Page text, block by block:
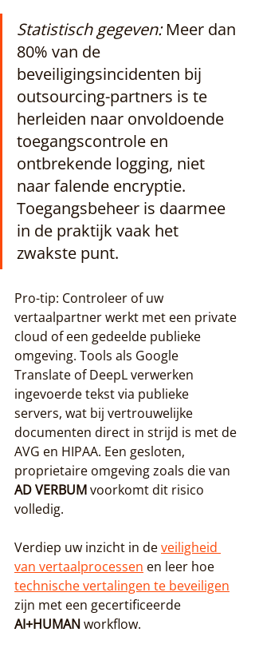
Statistisch gegeven: Meer dan
80% van de
beveiligingsincidenten bij
outsourcing-partners is te
herleiden naar onvoldoende
toegangscontrole en
ontbrekende logging, niet
naar falende encryptie.
Toegangsbeheer is daarmee
in de praktijk vaak het
zwakste punt.
Pro-tip: Controleer of uw
vertaalpartner werkt met een private
cloud of een gedeelde publieke
omgeving. Tools als Google
Translate of DeepL verwerken
ingevoerde tekst via publieke
servers, wat bij vertrouwelijke
documenten direct in strijd is met de
AVG en HIPAA. Een gesloten,
proprietaire omgeving zoals die van
AD VERBUM voorkomt dit risico
volledig.
Verdiep uw inzicht in de veiligheid
van vertaalprocessen en leer hoe
technische vertalingen te beveiligen
zijn met een gecertificeerde
AI+HUMAN workflow.